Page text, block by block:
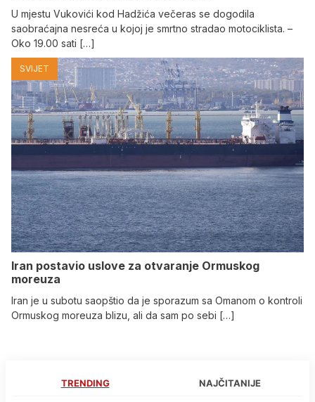
U mjestu Vukovići kod Hadžića večeras se dogodila
saobraćajna nesreća u kojoj je smrtno stradao motociklista. –
Oko 19.00 sati […]
SVIJET
Iran postavio uslove za otvaranje Ormuskog
moreuza
Iran je u subotu saopštio da je sporazum sa Omanom o kontroli
Ormuskog moreuza blizu, ali da sam po sebi […]
TRENDING NAJČITANIJE